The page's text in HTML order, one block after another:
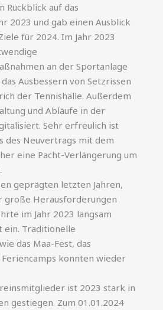
Rückblick auf das
2023 und gab einen Ausblick
für 2024. Im Jahr 2023
an der Sportanlage
Ausbessern von Setzrissen
der Tennishalle. Außerdem
und Abläufe in der
Sehr erfreulich ist
des Neuvertrags mit dem
eine Pacht-Verlängerung um
geprägten letzten Jahren,
große Herausforderungen
im Jahr 2023 langsam
Traditionelle
das Maa-Fest, das
konnten wieder
ist 2023 stark in
gestiegen. Zum 01.01.2024